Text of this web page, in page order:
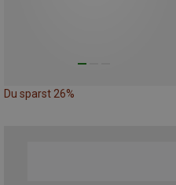
Du sparst 26%